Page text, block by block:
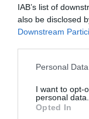
IAB’s list of
also be disclosed
Downstream
Please note that
not limited to your
grant or deny
use your data for
Personal
I want to opt-
personal data.
Opted In